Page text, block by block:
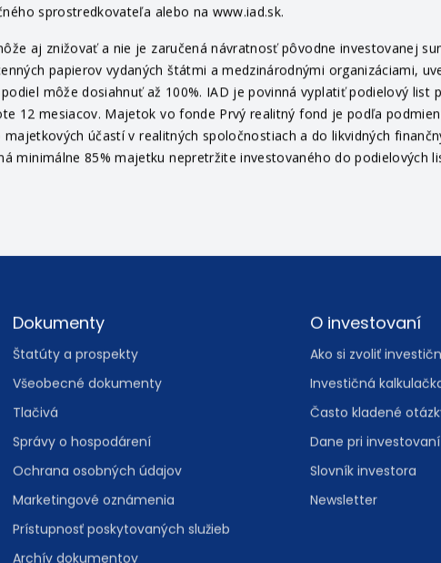
správ. spol., a.s. (ďalej len „IAD“) v slovenskom jazyku v sídle
aj znižovať a nie je zaručená návratnosť pôvodne investovanej
papierov vydaných štátmi a medzinárodnými organizáciami,
môže dosiahnuť až 100%. IAD je povinná vyplatiť podielový
12 mesiacov. Majetok vo fonde Prvý realitný fond je podľa
účastí v realitných spoločnostiach a do likvidných
Dokumenty
Štatúty a prospekty
Všeobecné dokumenty
Tlačivá
Správy o hospodárení
Ochrana osobných údajov
Marketingové oznámenia
Prístupnosť poskytovaných služieb
O investovaní
Ako si zvoliť
Investičná kalkulačka
Často kladené otázky
Dane pri investovaní
Slovník investora